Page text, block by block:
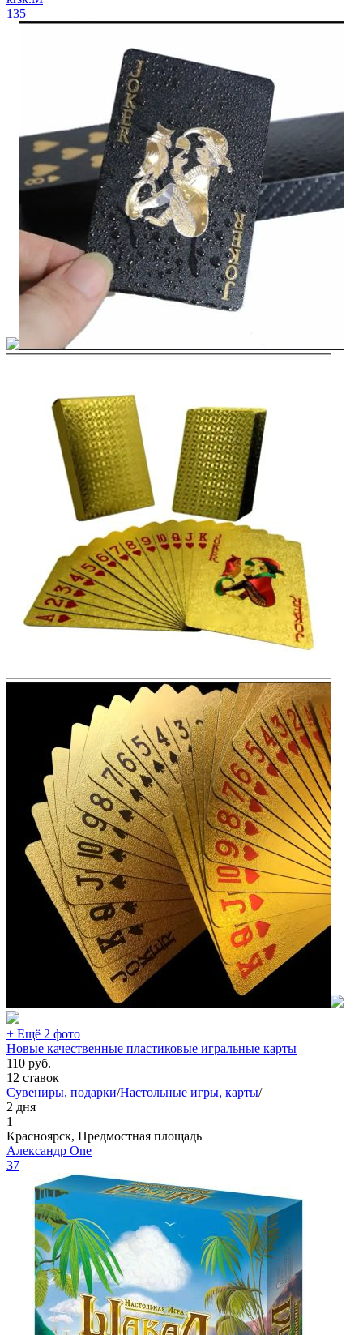
135
+ Ещё 2 фото
Новые качественные пластиковые игральные карты
110 руб.
12 ставок
Сувениры, подарки/Настольные игры, карты/
2 дня
1
Красноярск, Предмостная площадь
Александр One
37